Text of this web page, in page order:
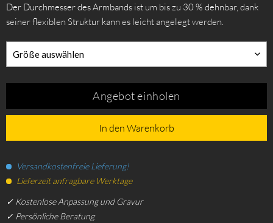
Der Durchmesser des Armbands ist um bis zu 30 % dehnbar, dank
seiner flexiblen Struktur kann es leicht angelegt werden.
Größe auswählen
Angebot einholen
In den Warenkorb
Versandkostenfreie Lieferung!
Lieferzeit anfragbare Werktage
✓ Kostenlose Anpassung und Gravur
✓ Persönliche Beratung